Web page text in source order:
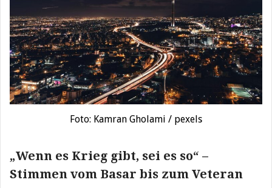
Foto: Kamran Gholami / pexels
„Wenn es Krieg gibt, sei es so“ –
Stimmen vom Basar bis zum Veteran